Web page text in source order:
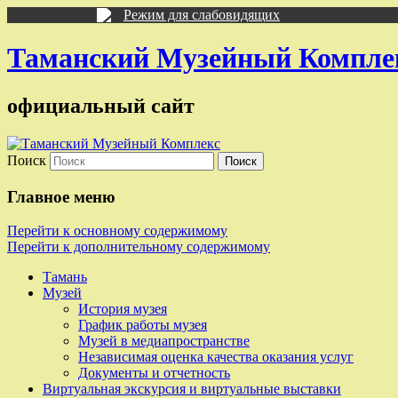
Режим для слабовидящих
Таманский Музейный
официальный сайт
Поиск
Главное меню
Перейти к основному содержимому
Перейти к дополнительному содержимому
Тамань
Музей
История музея
График работы музея
Музей в медиапространстве
Независимая оценка качества оказания услуг
Документы и отчетность
Виртуальная экскурсия и виртуальные выставки